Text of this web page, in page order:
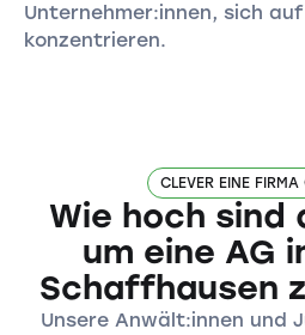
Unternehmer:innen, sich
konzentrieren.
CLEVER EINE FIRMA
Wie hoch sind
um eine AG
Schaffhausen
Unsere Anwält:innen und